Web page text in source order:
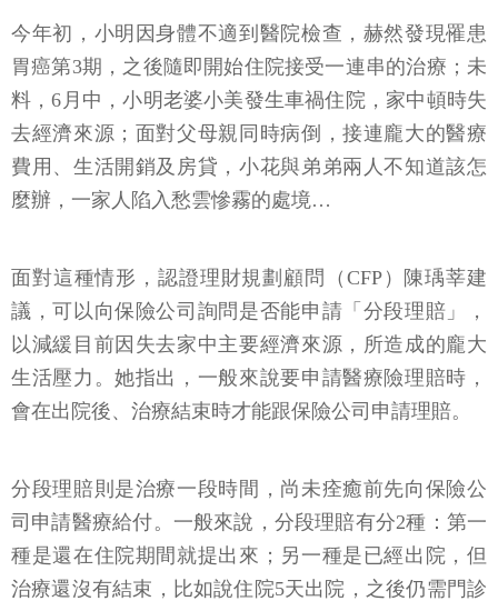
今年初，小明因身體不適到醫院檢查，赫然發現罹患
胃癌第3期，之後隨即開始住院接受一連串的治療；未
料，6月中，小明老婆小美發生車禍住院，家中頓時失
去經濟來源；面對父母親同時病倒，接連龐大的醫療
費用、生活開銷及房貸，小花與弟弟兩人不知道該怎
麼辦，一家人陷入愁雲慘霧的處境…
面對這種情形，認證理財規劃顧問（CFP）陳瑀莘建
議，可以向保險公司詢問是否能申請「分段理賠」，
以減緩目前因失去家中主要經濟來源，所造成的龐大
生活壓力。她指出，一般來說要申請醫療險理賠時，
會在出院後、治療結束時才能跟保險公司申請理賠。
分段理賠則是治療一段時間，尚未痊癒前先向保險公
司申請醫療給付。一般來說，分段理賠有分2種：第一
種是還在住院期間就提出來；另一種是已經出院，但
治療還沒有結束，比如說住院5天出院，之後仍需門診